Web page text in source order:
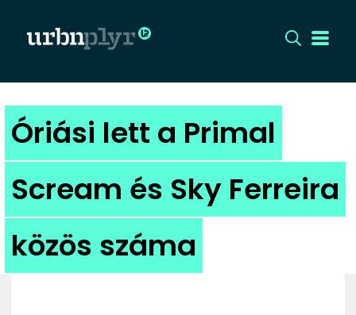
CÍMLAP
DIZÁJN
DIVAT
HIP
Óriási lett a Primal
Scream és Sky Ferreira
közös száma